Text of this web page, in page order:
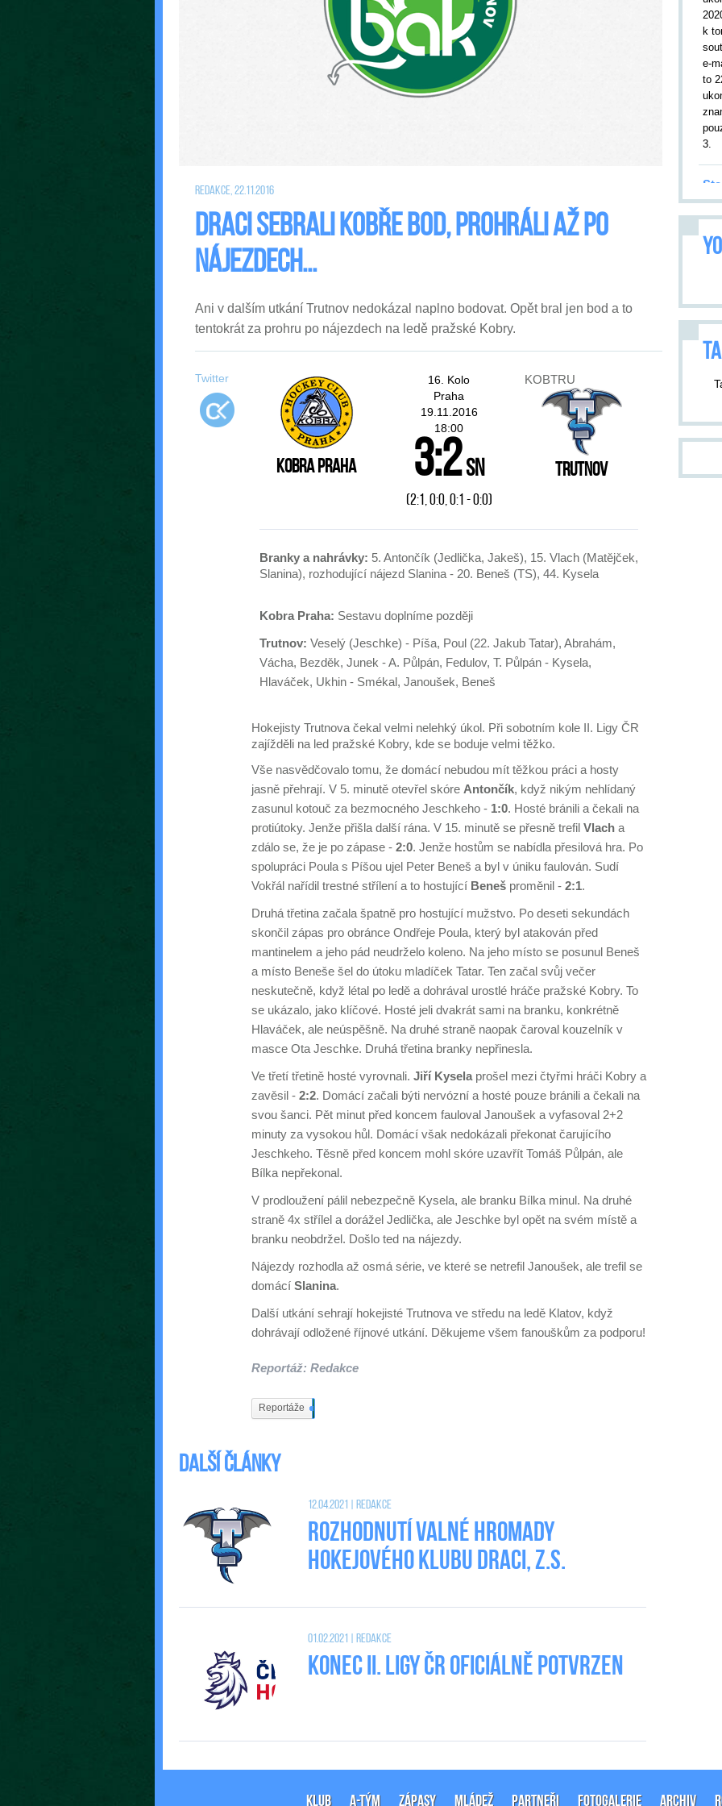
Redakce, 22.11.2016
Draci sebrali Kobře bod, prohráli až po
nájezdech...
Ani v dalším utkání Trutnov nedokázal naplno bodovat. Opět bral jen bod a to
tentokrát za prohru po nájezdech na ledě pražské Kobry.
Twitter KOBTRU
Kobra Praha
16. Kolo
Praha
19.11.2016
18:00
3:2sn
(2:1, 0:0, 0:1 - 0:0)
Trutnov
Branky a nahrávky: 5. Antončík (Jedlička, Jakeš), 15. Vlach (Matějček,
Slanina), rozhodující nájezd Slanina - 20. Beneš (TS), 44. Kysela
Kobra Praha: Sestavu doplníme později
Trutnov: Veselý (Jeschke) - Píša, Poul (22. Jakub Tatar), Abrahám,
Vácha, Bezděk, Junek - A. Půlpán, Fedulov, T. Půlpán - Kysela,
Hlaváček, Ukhin - Smékal, Janoušek, Beneš
Hokejisty Trutnova čekal velmi nelehký úkol. Při sobotním kole II. Ligy ČR
zajížděli na led pražské Kobry, kde se boduje velmi těžko.
Vše nasvědčovalo tomu, že domácí nebudou mít těžkou práci a hosty
jasně přehrají. V 5. minutě otevřel skóre Antončík, když nikým nehlídaný
zasunul kotouč za bezmocného Jeschkeho - 1:0. Hosté bránili a čekali na
protiútoky. Jenže přišla další rána. V 15. minutě se přesně trefil Vlach a
zdálo se, že je po zápase - 2:0. Jenže hostům se nabídla přesilová hra. Po
spolupráci Poula s Píšou ujel Peter Beneš a byl v úniku faulován. Sudí
Vokřál nařídil trestné střílení a to hostující Beneš proměnil - 2:1.
Druhá třetina začala špatně pro hostující mužstvo. Po deseti sekundách
skončil zápas pro obránce Ondřeje Poula, který byl atakován před
mantinelem a jeho pád neudrželo koleno. Na jeho místo se posunul Beneš
a místo Beneše šel do útoku mladíček Tatar. Ten začal svůj večer
neskutečně, když létal po ledě a dohrával urostlé hráče pražské Kobry. To
se ukázalo, jako klíčové. Hosté jeli dvakrát sami na branku, konkrétně
Hlaváček, ale neúspěšně. Na druhé straně naopak čaroval kouzelník v
masce Ota Jeschke. Druhá třetina branky nepřinesla.
Ve třetí třetině hosté vyrovnali. Jiří Kysela prošel mezi čtyřmi hráči Kobry a
zavěsil - 2:2. Domácí začali býti nervózní a hosté pouze bránili a čekali na
svou šanci. Pět minut před koncem fauloval Janoušek a vyfasoval 2+2
minuty za vysokou hůl. Domácí však nedokázali překonat čarujícího
Jeschkeho. Těsně před koncem mohl skóre uzavřít Tomáš Půlpán, ale
Bílka nepřekonal.
V prodloužení pálil nebezpečně Kysela, ale branku Bílka minul. Na druhé
straně 4x střílel a dorážel Jedlička, ale Jeschke byl opět na svém místě a
branku neobdržel. Došlo ted na nájezdy.
Nájezdy rozhodla až osmá série, ve které se netrefil Janoušek, ale trefil se
domácí Slanina.
Další utkání sehrají hokejisté Trutnova ve středu na ledě Klatov, když
dohrávají odložené říjnové utkání. Děkujeme všem fanouškům za podporu!
Reportáž: Redakce
Reportáže
Další články
12.04.2021 | Redakce
Rozhodnutí valné hromady
Hokejového klubu DRACI, z.s.
01.02.2021 | Redakce
Konec II. Ligy ČR oficiálně potvrzen
k
e-
to
3.
KLUB A-TÝM ZÁPASY MLÁDEŽ PARTNEŘI FOTOGALERIE ARCHIV